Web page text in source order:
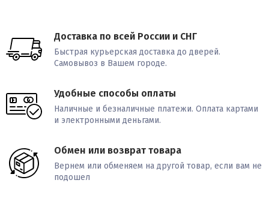
Доставка по всей России и СНГ
Быстрая курьерская доставка до дверей.
Самовывоз в Вашем городе.
Удобные способы оплаты
Наличные и безналичные платежи. Оплата картами
и электронными деньгами.
Обмен или возврат товара
Вернем или обменяем на другой товар, если вам не
подошел